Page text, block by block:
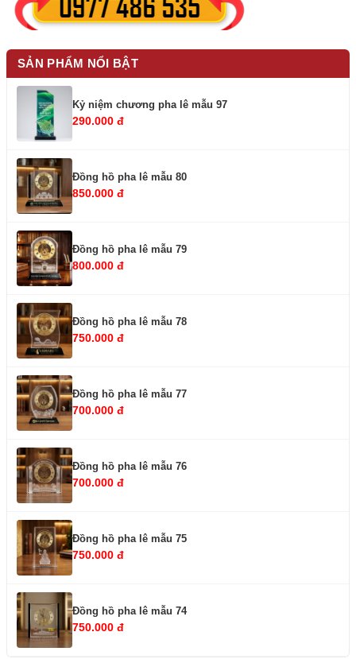
SẢN PHẨM NỔI BẬT
Kỷ niệm chương pha lê mẫu 97
290.000 đ
Đồng hồ pha lê mẫu 80
850.000 đ
Đồng hồ pha lê mẫu 79
800.000 đ
Đồng hồ pha lê mẫu 78
750.000 đ
Đồng hồ pha lê mẫu 77
700.000 đ
Đồng hồ pha lê mẫu 76
700.000 đ
Đồng hồ pha lê mẫu 75
750.000 đ
Đồng hồ pha lê mẫu 74
750.000 đ